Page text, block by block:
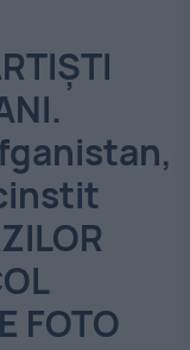
FOTO